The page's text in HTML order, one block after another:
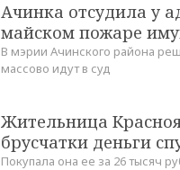
Ачинка отсудила у
майском пожаре
В мэрии Ачинского района
массово идут в суд
Жительница
брусчатки деньги
Покупала она ее за 26 тысяч